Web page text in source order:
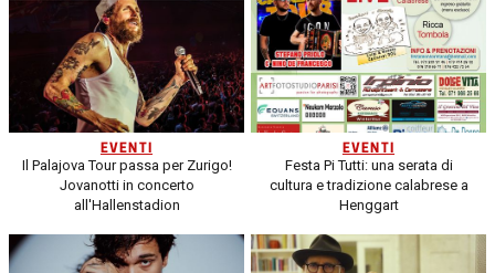
EVENTI
Il Palajova Tour passa per Zurigo!
Jovanotti in concerto
all'Hallenstadion
EVENTI
Festa Pi Tutti: una serata di
cultura e tradizione calabrese a
Henggart